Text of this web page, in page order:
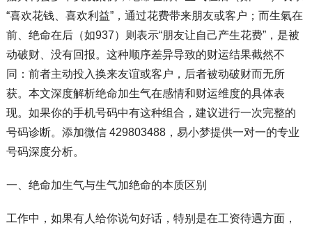
“喜欢花钱、喜欢利益”，通过花费带来朋友或客户；而生氣在
前、绝命在后（如937）则表示“朋友让自己产生花费”，是被
动破财、没有回报。这种顺序差异导致的财运结果截然不
同：前者主动投入换来友谊或客户，后者被动破财而无所
获。本文深度解析绝命加生气在感情和财运维度的具体表
现。如果你的手机号码中有这种组合，建议进行一次完整的
号码诊断。添加微信 429803488，易小梦提供一对一的专业
号码深度分析。
一、绝命加生气与生气加绝命的本质区别
工作中，如果有人给你说句好话，特别是在工资待遇方面，